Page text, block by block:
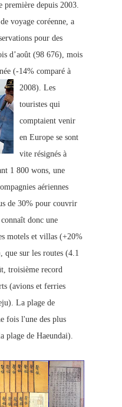
première depuis 2003.
voyage coréenne, a
pour des
d’août (98 676), mois
(-14% comparé à
2008). Les
touristes qui
comptaient venir
en Europe se sont
vite résignés à
1 800 wons, une
aériennes
de 30% pour couvrir
donc une
motels et villas (+20%
que sur les routes (4.1
troisième record
(avions et ferries
La plage de
fois l'une des plus
plage de Haeundai).